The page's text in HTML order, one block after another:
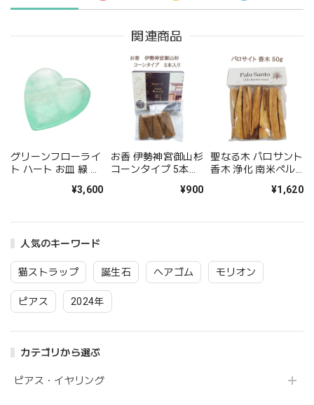
人気のキーワード
猫ストラップ 誕生石 ヘアゴム モリオン
ピアス 2024年
カテゴリから選ぶ
ピアス・イヤリング
関連商品
グリーンフローライ
ト ハート お皿 緑 パ
原石 浄化用器 1点物
運インテリア 風水ア
ント ギフト
¥3,600
お香 伊勢神宮御山杉
コーンタイプ 5本入
り
¥900
聖なる木 パロサント
香木 浄化 南米ペル
リチュアル浄化 浄化
ック 瞑想 ヨガ マイ
¥1,620